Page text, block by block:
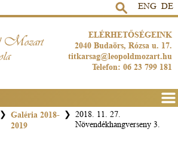
ENG DE
ELÉRHETŐSÉGEINK
2040 Budaörs, Rózsa u. 17.
titkarsag@leopoldmozart.hu
Telefon: 06 23 799 181
❯ Galéria 2018-
2019
❯ 2018. 11. 27.
Növendékhangverseny 3.